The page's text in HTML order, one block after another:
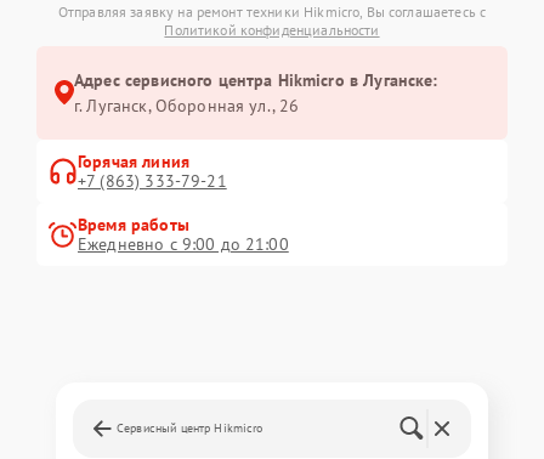
Отправляя заявку на ремонт техники Hikmicro, Вы соглашаетесь с
Политикой конфиденциальности
Адрес сервисного центра Hikmicro в Луганске:
г. Луганск, Оборонная ул., 26
Горячая линия
+7 (863) 333-79-21
Время работы
Ежедневно с 9:00 до 21:00
Сервисный центр Hikmicro